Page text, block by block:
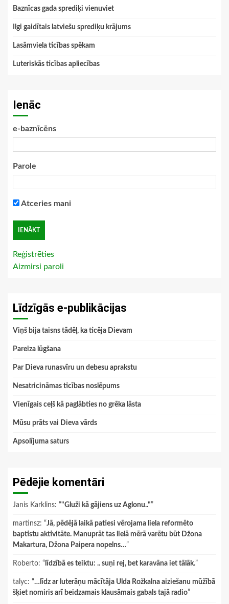
Baznīcas gada sprediķi vienuviet
Ilgi gaidītais latviešu sprediķu krājums
Lasāmviela ticības spēkam
Luteriskās ticības apliecības
Ienāc
e-baznīcēns
Parole
Atceries mani
Reģistrēties
Aizmirsi paroli
Līdzīgās e-publikācijas
Viņš bija taisns tādēļ, ka ticēja Dievam
Pareiza lūgšana
Par Dieva runasvīru un debesu aprakstu
Nesatricināmas ticības noslēpums
Vienīgais ceļš kā paglābties no grēka lāsta
Mūsu prāts vai Dieva vārds
Apsolījuma saturs
Pēdējie komentāri
Janis Karklins: “"Gluži kā gājiens uz Aglonu.."”
martinsz: “Jā, pēdējā laikā patiesi vērojama liela reformēto
baptistu aktivitāte. Manuprāt tas lielā mērā varētu būt Džona
Makartura, Džona Paipera nopelns…”
Roberto: “ līdzībā es teiktu: .. suņi rej, bet karavāna iet tālāk.”
talyc: “…līdz ar luterāņu mācītāja Ulda Rožkalna aiziešanu mūžībā
šķiet nomiris arī beidzamais klausāmais gabals tajā radio”